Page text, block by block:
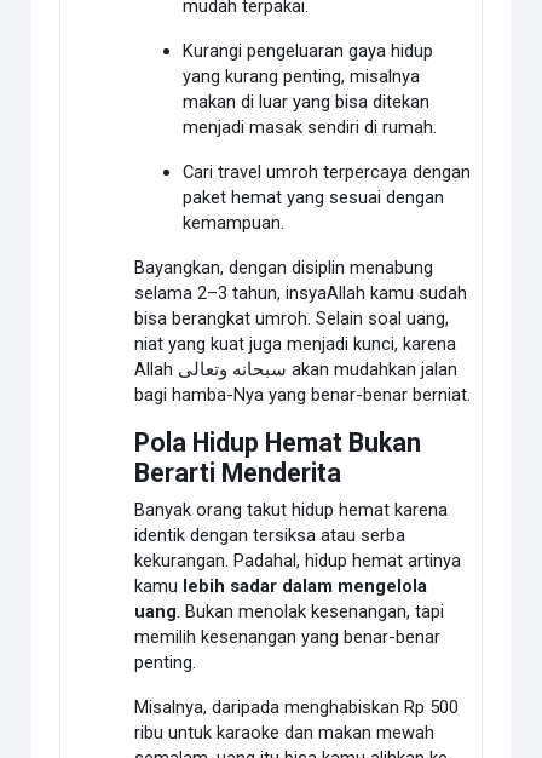
mudah terpakai.
Kurangi pengeluaran gaya hidup
yang kurang penting, misalnya
makan di luar yang bisa ditekan
menjadi masak sendiri di rumah.
Cari travel umroh terpercaya dengan
paket hemat yang sesuai dengan
kemampuan.
Bayangkan, dengan disiplin menabung
selama 2–3 tahun, insyaAllah kamu sudah
bisa berangkat umroh. Selain soal uang,
niat yang kuat juga menjadi kunci, karena
Allah سبحانه وتعالى akan mudahkan jalan
bagi hamba-Nya yang benar-benar berniat.
Pola Hidup Hemat Bukan
Berarti Menderita
Banyak orang takut hidup hemat karena
identik dengan tersiksa atau serba
kekurangan. Padahal, hidup hemat artinya
kamu lebih sadar dalam mengelola
uang. Bukan menolak kesenangan, tapi
memilih kesenangan yang benar-benar
penting.
Misalnya, daripada menghabiskan Rp 500
ribu untuk karaoke dan makan mewah